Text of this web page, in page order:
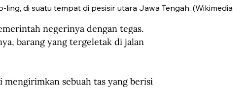
ling, di suatu tempat di pesisir utara Jawa Tengah. (Wikimedia
negerinya dengan tegas.
barang yang tergeletak di jalan
mengirimkan sebuah tas yang berisi